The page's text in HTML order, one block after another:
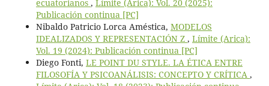
ecuatorianos , Límite (Arica): Vol. 20 (2025):
Publicación continua [PC]
Nibaldo Patricio Lorca Améstica, MODELOS
IDEALIZADOS Y REPRESENTACIÓN Z , Límite (Arica):
Vol. 19 (2024): Publicación continua [PC]
Diego Fonti, LE POINT DU STYLE. LA ÉTICA ENTRE
FILOSOFÍA Y PSICOANÁLISIS: CONCEPTO Y CRÍTICA ,